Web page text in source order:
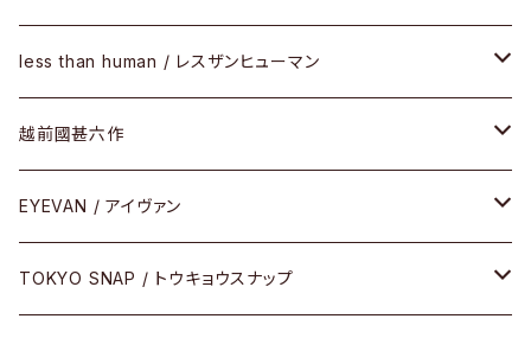
SUNSHIFT
ケア用品
サングラス
Frogskins(フロッグスキン )
Latch(ラッチ)
その他
修理
小物
メガネフレーム
サングラス
その他
less than human / レスザンヒューマン
メガネフレーム
サングラス
その他
越前國甚六作
セルフレーム
メタルフレーム
EYEVAN / アイヴァン
メガネ
TOKYO SNAP / トウキョウスナップ